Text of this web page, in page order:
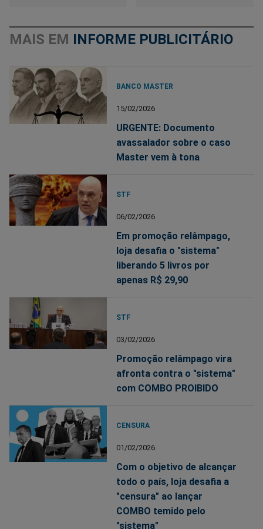
MAIS EM INFORME PUBLICITÁRIO
BANCO MASTER
15/02/2026
URGENTE: Documento
avassalador sobre o caso
Master vem à tona
STF
06/02/2026
Em promoção relâmpago,
loja desafia o "sistema"
liberando 5 livros por
apenas R$ 29,90
STF
03/02/2026
Promoção relâmpago vira
afronta contra o "sistema"
com COMBO PROIBIDO
CENSURA
01/02/2026
Com o objetivo de alcançar
todo o país, loja desafia a
"censura" ao lançar
COMBO temido pelo
"sistema"